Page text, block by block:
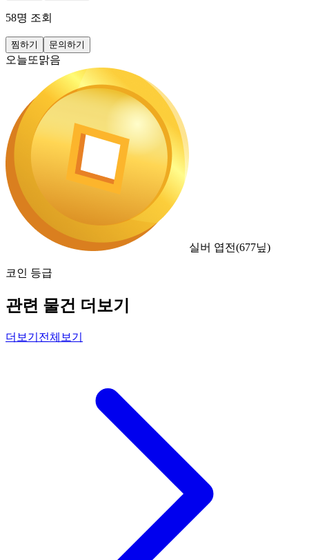
58명 조회
찜하기 문의하기
오늘또맑음
실버 엽전(677닢)
코인 등급
관련 물건 더보기
더보기 전체보기